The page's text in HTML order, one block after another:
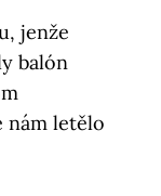
jenže
balón
nám letělo